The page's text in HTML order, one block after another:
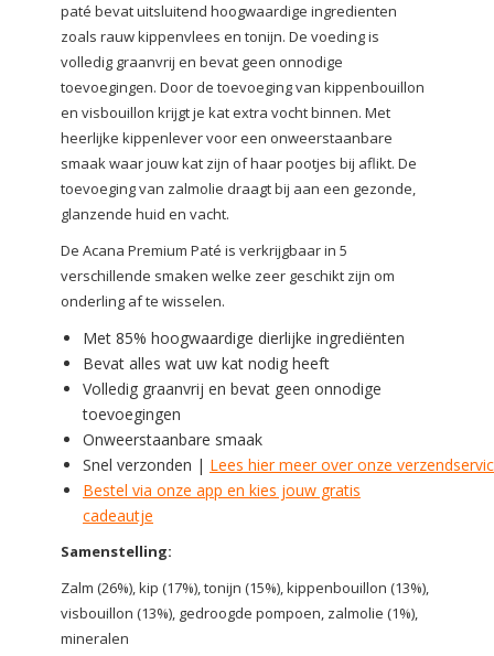
paté bevat uitsluitend hoogwaardige ingredienten
zoals rauw kippenvlees en tonijn. De voeding is
volledig graanvrij en bevat geen onnodige
toevoegingen. Door de toevoeging van kippenbouillon
en visbouillon krijgt je kat extra vocht binnen. Met
heerlijke kippenlever voor een onweerstaanbare
smaak waar jouw kat zijn of haar pootjes bij aflikt. De
toevoeging van zalmolie draagt bij aan een gezonde,
glanzende huid en vacht.
De Acana Premium Paté is verkrijgbaar in 5
verschillende smaken welke zeer geschikt zijn om
onderling af te wisselen.
Met 85% hoogwaardige dierlijke ingrediënten
Bevat alles wat uw kat nodig heeft
Volledig graanvrij en bevat geen onnodige
toevoegingen
Onweerstaanbare smaak
Snel verzonden | Lees hier meer over onze
Bestel via onze app en kies jouw gratis
cadeautje
Samenstelling:
Zalm (26%), kip (17%), tonijn (15%), kippenbouillon (13%),
visbouillon (13%), gedroogde pompoen, zalmolie (1%),
mineralen